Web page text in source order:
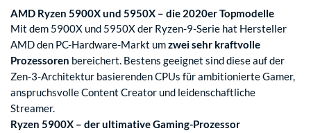
AMD Ryzen 5900X und 5950X – die 2020er Topmodelle
Mit dem 5900X und 5950X der Ryzen-9-Serie hat Hersteller
AMD den PC-Hardware-Markt umzwei sehr kraftvolle
Prozessoren bereichert. Bestens geeignet sind diese auf der
Zen-3-Architektur basierenden CPUs für ambitionierte Gamer,
anspruchsvolle Content Creator und leidenschaftliche
Streamer.
Ryzen 5900X – der ultimative Gaming-Prozessor